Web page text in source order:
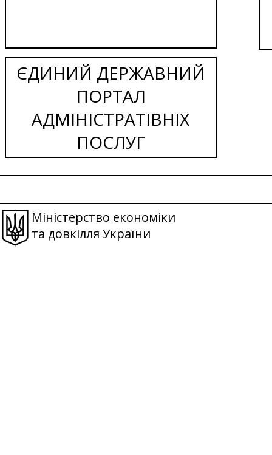
ЄДИНИЙ ДЕРЖАВНИЙ
ПОРТАЛ
АДМІНІСТРАТІВНІХ
ПОСЛУГ
Міністерство економіки
та довкілля України